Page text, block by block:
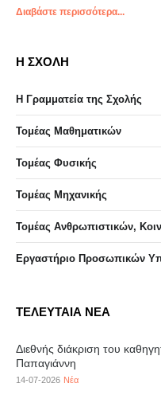
Διαβάστε περισσότερα...
Η ΣΧΟΛΗ
Η Γραμματεία της Σχολής
Τομέας Μαθηματικών
Τομέας Φυσικής
Τομέας Μηχανικής
Τομέας Ανθρωπιστικών,
Eργαστήριo Προσωπικών
ΤΕΛΕΥΤΑΙΑ ΝΕΑ
Διεθνής διάκριση του
Παπαγιάννη
14-07-2026 Νέα